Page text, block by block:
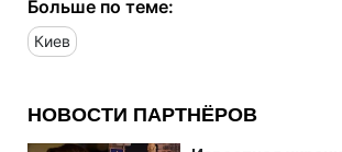
Больше по теме:
Киев